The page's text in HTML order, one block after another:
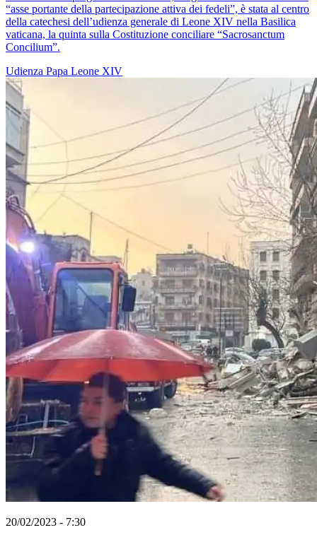
“asse portante della partecipazione attiva dei fedeli”, è stata al centro
della catechesi dell’udienza generale di Leone XIV nella Basilica
vaticana, la quinta sulla Costituzione conciliare “Sacrosanctum
Concilium”.
Udienza Papa Leone XIV
20/02/2023 - 7:30